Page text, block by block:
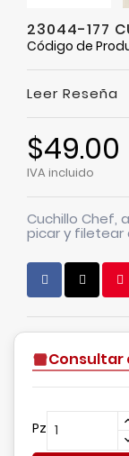
23044-177
Código de
Leer Reseña
$49.00
IVA incluido
Cuchillo Chef,
picar y filetear
Consultar
Pz